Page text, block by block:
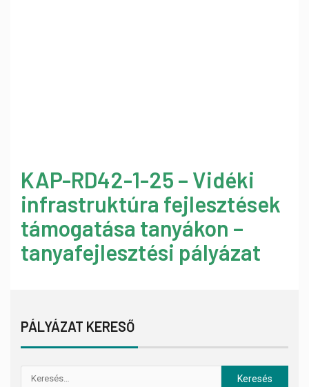
KAP-RD42-1-25 – Vidéki
infrastruktúra fejlesztések
támogatása tanyákon –
tanyafejlesztési pályázat
PÁLYÁZAT KERESŐ